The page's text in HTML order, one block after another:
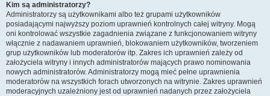
Kim są administratorzy?
Administratorzy są użytkownikami albo też grupami użytkowników
posiadającymi najwyższy poziom uprawnień kontrolnych całej witryny. Mogą
oni kontrolować wszystkie zagadnienia związane z funkcjonowaniem witryny
włącznie z nadawaniem uprawnień, blokowaniem użytkowników, tworzeniem
grup użytkowników lub moderatorów itp. Zakres ich uprawnień zależy od
założyciela witryny i innych administratorów mających prawo nominowania
nowych administratorów. Administratorzy mogą mieć pełne uprawnienia
moderatorów na wszystkich forach utworzonych na witrynie. Zakres uprawnień
moderacyjnych uzależniony jest od uprawnień nadanych przez założyciela